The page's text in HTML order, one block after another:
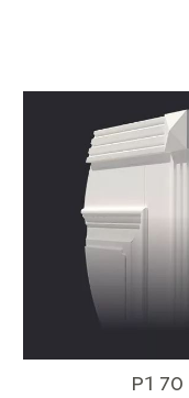
P1 70